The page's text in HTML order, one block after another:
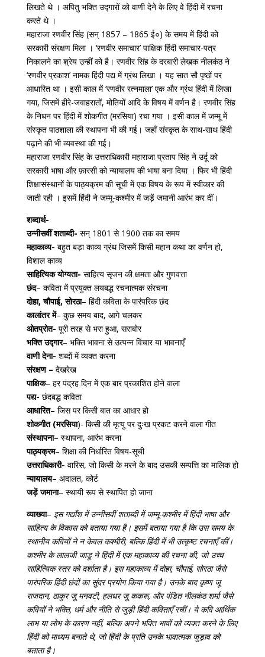
लिखते थे । अपितु भक्ति उद्गारों को वाणी देने के लिए वे हिंदी में रचना
करते थे ।
महाराजा रणवीर सिंह (सन् 1857 – 1865 ई०) के समय में हिंदी को
सरकारी संरक्षण मिला । ‘रणवीर समाचार’ पाक्षिक हिंदी समाचार-पत्र
निकालने का श्रेय उन्हीं को है। रणवीर सिंह के दरबारी लेखक नीलकंठ ने
‘रणवीर प्रकाश’ नामक हिंदी पद्य में ग्रंथ लिखा । यह सात सौ पृष्ठों पर
आधारित था । इसी काल में ‘रणवीर रत्नमाला’ एक और ग्रंथ हिंदी में लिखा
गया, जिसमें हीरे-जवाहरातों, मोतियों आदि के विषय में वर्णन है। रणवीर सिंह
के निधन पर हिंदी में शोकगीत (मरसिया) रचा गया । इसी काल में जम्मू में
संस्कृत पाठशाला की स्थापना भी की गई। जहाँ संस्कृत के साथ-साथ हिंदी
पढ़ाने की भी व्यवस्था की गई।
महाराजा रणवीर सिंह के उत्तराधिकारी महाराजा प्रताप सिंह ने उर्दू को
सरकारी भाषा और फ़ारसी को न्यायालय की भाषा बना दिया । फिर भी हिंदी
शिक्षासंस्थानों के पाठ्यक्रम की सूची में एक विषय के रूप में स्वीकार की
जाती रही । इसमें हिंदी ने जम्मू-कश्मीर में जड़ें जमानी आरंभ कर दीं।
शब्दार्थ-
उन्नीसवीं शताब्दी- सन् 1801 से 1900 तक का समय
महाकाव्य- बहुत बड़ा काव्य ग्रंथ जिसमें किसी महान कथा का वर्णन हो,
विशाल काव्य
साहित्यिक योग्यता- साहित्य सृजन की क्षमता और गुणवत्ता
छंद– कविता में प्रयुक्त लयबद्ध रचनात्मक संरचना
दोहा, चौपाई, सोरठा– हिंदी कविता के पारंपरिक छंद
कालांतर में– कुछ समय बाद, आगे चलकर
ओतप्रोत- पूरी तरह से भरा हुआ, सराबोर
भक्ति उद्गार– भक्ति भावना से उत्पन्न विचार या भावनाएँ
वाणी देना- शब्दों में व्यक्त करना
संरक्षण – देखरेख
पाक्षिक– हर पंद्रह दिन में एक बार प्रकाशित होने वाला
पद्य- छंदबद्ध कविता
आधारित– जिस पर किसी बात का आधार हो
शोकगीत (मरसिया)- किसी की मृत्यु पर दुःख प्रकट करने वाला गीत
संस्थापना– स्थापना, आरंभ करना
पाठ्यक्रम– शिक्षा की निर्धारित विषय-सूची
उत्तराधिकारी- वारिस, जो किसी के मरने के बाद उसकी सम्पत्ति का मालिक हो
न्यायालय– अदालत, कोर्ट
जड़ें जमाना– स्थायी रूप से स्थापित हो जाना
व्याख्या– इस गद्याँश में उन्नीसवीं शताब्दी में जम्मू-कश्मीर में हिंदी भाषा और
साहित्य के विकास को बताया गया है। इसमें बताया गया है कि उस समय के
स्थानीय कवियों ने न केवल कश्मीरी, बल्कि हिंदी में भी उत्कृष्ट रचनाएँ कीं।
कश्मीर के लालजी जाडू ने हिंदी में एक महाकाव्य की रचना की, जो उच्च
साहित्यिक स्तर को दर्शाता है। इस महाकाव्य में दोहा, चौपाई, सोरठा जैसे
पारंपरिक हिंदी छंदों का सुंदर प्रयोग किया गया है। उनके बाद कृष्ण जू
राजदान, ठाकुर जू मनवटी, हलधर जू ककरू, और पंडित नीलकंठ शर्मा जैसे
कवियों ने भक्ति, धर्म और नीति से जुड़ी हिंदी कविताएँ रचीं। ये कवि आर्थिक
लाभ या लोभ के कारण नहीं, बल्कि अपने भक्ति भावों को व्यक्त करने के लिए
हिंदी को माध्यम बनाते थे, जो हिंदी के प्रति उनके भावात्मक जुड़ाव को
बताता है।